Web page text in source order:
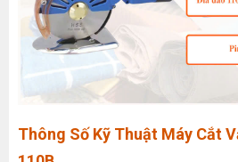
Thông Số Kỹ Thuật Máy Cắt